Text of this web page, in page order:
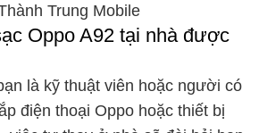
Trung Mobile
Oppo A92 tại nhà được
là kỹ thuật viên hoặc người có
điện thoại Oppo hoặc thiết bị